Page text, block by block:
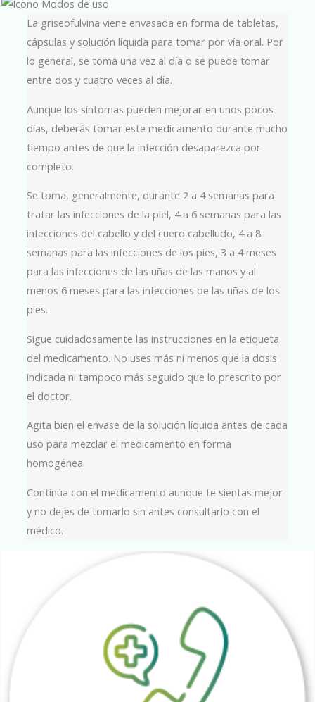
La griseofulvina viene envasada en forma de tabletas,
cápsulas y solución líquida para tomar por vía oral. Por
lo general, se toma una vez al día o se puede tomar
entre dos y cuatro veces al día.
Aunque los síntomas pueden mejorar en unos pocos
días, deberás tomar este medicamento durante mucho
tiempo antes de que la infección desaparezca por
completo.
Se toma, generalmente, durante 2 a 4 semanas para
tratar las infecciones de la piel, 4 a 6 semanas para las
infecciones del cabello y del cuero cabelludo, 4 a 8
semanas para las infecciones de los pies, 3 a 4 meses
para las infecciones de las uñas de las manos y al
menos 6 meses para las infecciones de las uñas de los
pies.
Sigue cuidadosamente las instrucciones en la etiqueta
del medicamento. No uses más ni menos que la dosis
indicada ni tampoco más seguido que lo prescrito por
el doctor.
Agita bien el envase de la solución líquida antes de cada
uso para mezclar el medicamento en forma
homogénea.
Continúa con el medicamento aunque te sientas mejor
y no dejes de tomarlo sin antes consultarlo con el
médico.